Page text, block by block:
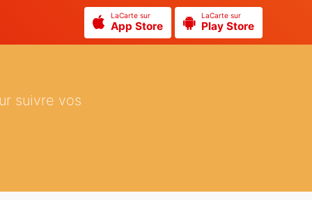
LaCarte sur
App Store
LaCarte sur
Play Store
suivre vos